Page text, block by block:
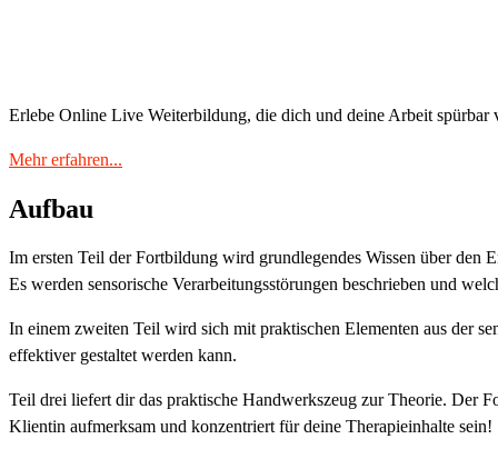
Erlebe Online Live Weiterbildung, die dich und deine Arbeit spürbar
Mehr erfahren...
Aufbau
Im ersten Teil der Fortbildung wird grundlegendes Wissen über den
Es werden sensorische Verarbeitungsstörungen beschrieben und
In einem zweiten Teil wird sich mit praktischen Elementen aus der
effektiver gestaltet werden kann.
Teil drei liefert dir das praktische Handwerkszeug zur Theorie. Der
Klientin aufmerksam und konzentriert für deine Therapieinhalte sein!